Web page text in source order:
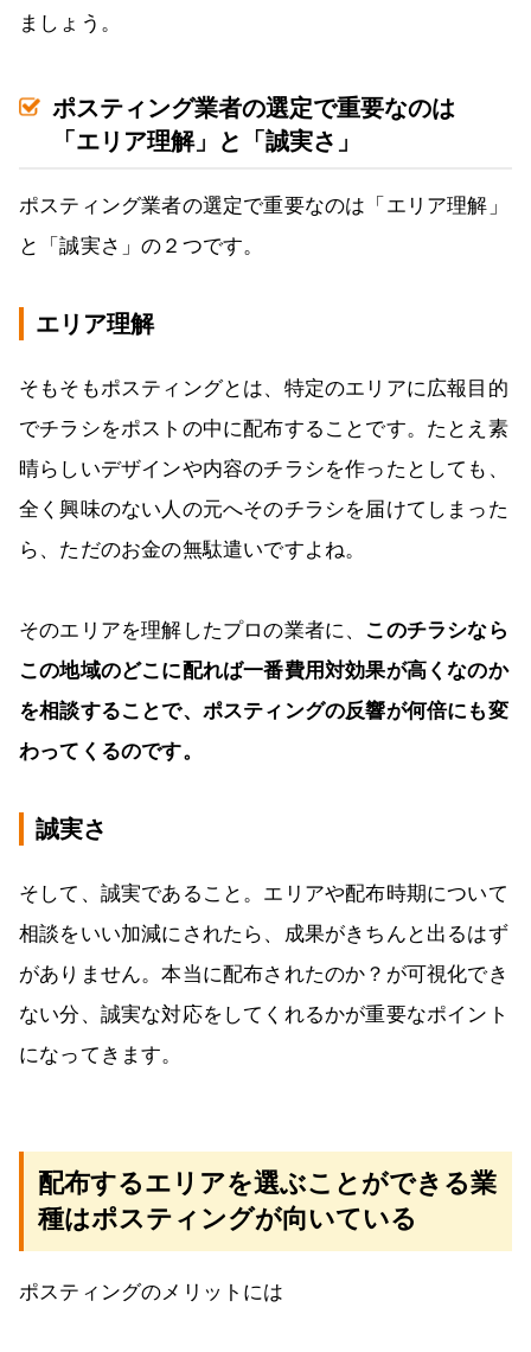
ましょう。
ポスティング業者の選定で重要なのは
「エリア理解」と「誠実さ」
ポスティング業者の選定で重要なのは「エリア理解」
と「誠実さ」の２つです。
エリア理解
そもそもポスティングとは、特定のエリアに広報目的
でチラシをポストの中に配布することです。たとえ素
晴らしいデザインや内容のチラシを作ったとしても、
全く興味のない人の元へそのチラシを届けてしまった
ら、ただのお金の無駄遣いですよね。
そのエリアを理解したプロの業者に、 このチラシなら
この地域のどこに配れば一番費用対効果が高くなのか
を相談することで、ポスティングの反響が何倍にも変
わってくるのです。
誠実さ
そして、誠実であること。エリアや配布時期について
相談をいい加減にされたら、成果がきちんと出るはず
がありません。本当に配布されたのか？が可視化でき
ない分、誠実な対応をしてくれるかが重要なポイント
になってきます。
配布するエリアを選ぶことができる業
種はポスティングが向いている
ポスティングのメリットには